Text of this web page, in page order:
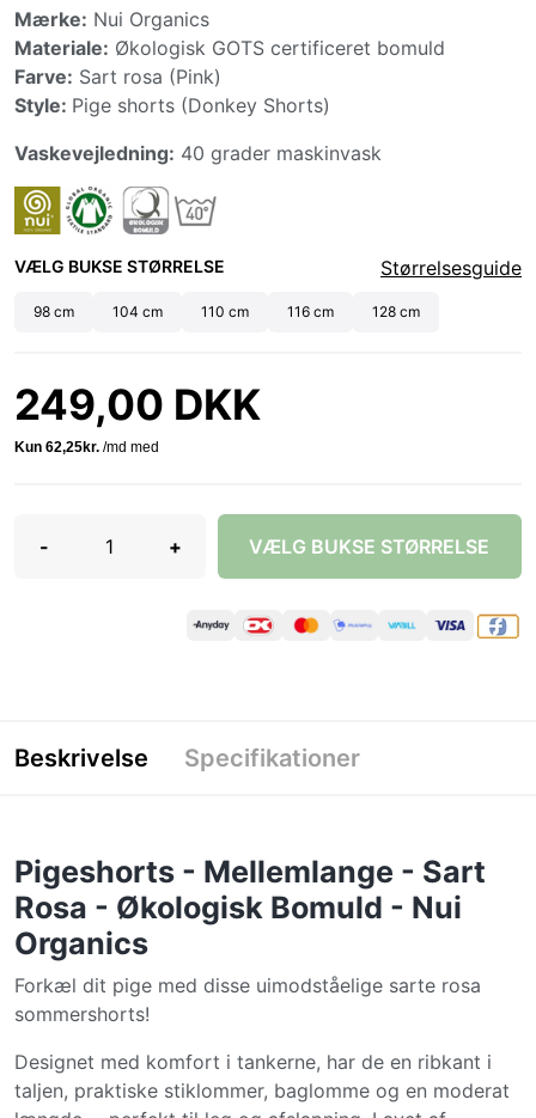
Mærke: Nui Organics
Materiale: Økologisk GOTS certificeret bomuld
Farve: Sart rosa (Pink)
Style: Pige shorts (Donkey Shorts)
Vaskevejledning: 40 grader maskinvask
VÆLG BUKSE STØRRELSE Størrelsesguide
98 cm 104 cm 110 cm 116 cm 128 cm
249,00 DKK
- + VÆLG BUKSE STØRRELSE
Beskrivelse Specifikationer
Pigeshorts - Mellemlange - Sart
Rosa - Økologisk Bomuld - Nui
Organics
Forkæl dit pige med disse uimodståelige sarte rosa
sommershorts!
Designet med komfort i tankerne, har de en ribkant i
taljen, praktiske stiklommer, baglomme og en moderat